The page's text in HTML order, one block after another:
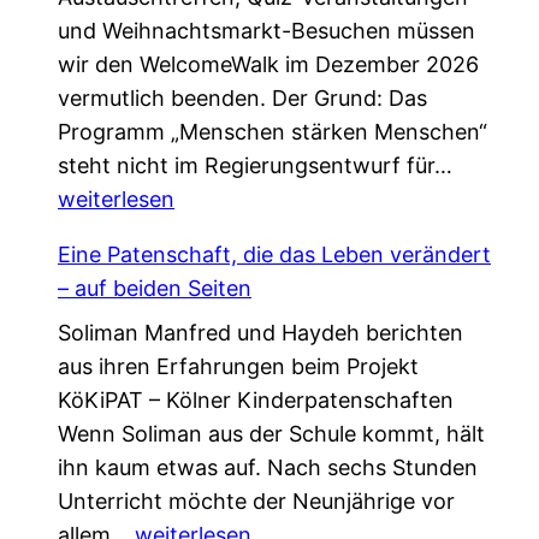
und Weihnachtsmarkt-Besuchen müssen
wir den WelcomeWalk im Dezember 2026
vermutlich beenden. Der Grund: Das
Programm „Menschen stärken Menschen“
steht nicht im Regierungsentwurf für…
z
e
a
n
weiterlesen
Eine Patenschaft, die das Leben verändert
– auf beiden Seiten
Soliman Manfred und Haydeh berichten
aus ihren Erfahrungen beim Projekt
KöKiPAT – Kölner Kinderpatenschaften
Wenn Soliman aus der Schule kommt, hält
ihn kaum etwas auf. Nach sechs Stunden
Unterricht möchte der Neunjährige vor
E